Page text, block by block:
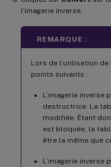
l’imagerie inverse.
REMARQUE :
Lors de l’utilisation de
points suivants :
L’imagerie inverse
destructrice. La
modifiée. Étant
est bloquée, la
être la même que
L’imagerie inverse